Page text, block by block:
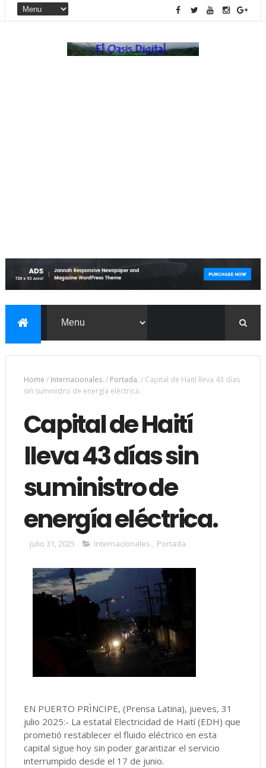
Home / Internacionales. / Portada. / Capital de Haití lleva 43 días
sin suministro de energía eléctrica.
Capital de Haití
lleva 43 días sin
suministro de
energía eléctrica.
julio 31, 2025 Internacionales., Portada.
EN PUERTO PRÌNCIPE, (Prensa Latina), jueves, 31
julio 2025:- La estatal Electricidad de Haití (EDH) que
prometió restablecer el fluido eléctrico en esta
capital sigue hoy sin poder garantizar el servicio
interrumpido desde el 17 de junio.